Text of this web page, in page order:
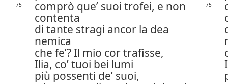
75
comprò que’ suoi trofei, e non
contenta
75
di tante stragi ancor la dea
nemica
che fe’? Il mio cor trafisse,
Ilia, co’ tuoi bei lumi
più possenti de’ suoi,